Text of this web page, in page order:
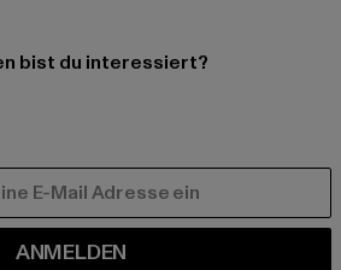
bist du interessiert?
ANMELDEN